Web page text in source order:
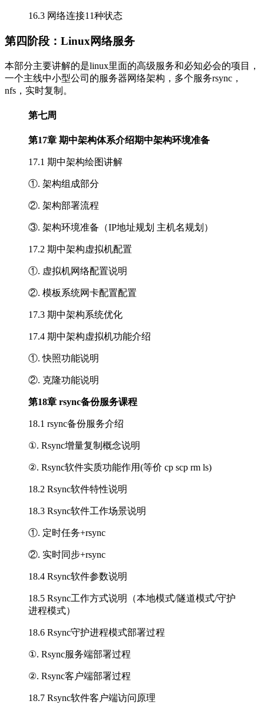
16.3 网络连接11种状态
第四阶段：Linux网络服务
本部分主要讲解的是linux里面的高级服务和必知必会的项目，
一个主线中小型公司的服务器网络架构，多个服务rsync，
nfs，实时复制。
第七周
第17章 期中架构体系介绍期中架构环境准备
17.1 期中架构绘图讲解
①. 架构组成部分
②. 架构部署流程
③. 架构环境准备（IP地址规划 主机名规划）
17.2 期中架构虚拟机配置
①. 虚拟机网络配置说明
②. 模板系统网卡配置配置
17.3 期中架构系统优化
17.4 期中架构虚拟机功能介绍
①. 快照功能说明
②. 克隆功能说明
第18章 rsync备份服务课程
18.1 rsync备份服务介绍
①. Rsync增量复制概念说明
②. Rsync软件实质功能作用(等价 cp scp rm ls)
18.2 Rsync软件特性说明
18.3 Rsync软件工作场景说明
①. 定时任务+rsync
②. 实时同步+rsync
18.4 Rsync软件参数说明
18.5 Rsync工作方式说明（本地模式/隧道模式/守护
进程模式）
18.6 Rsync守护进程模式部署过程
①. Rsync服务端部署过程
②. Rsync客户端部署过程
18.7 Rsync软件客户端访问原理